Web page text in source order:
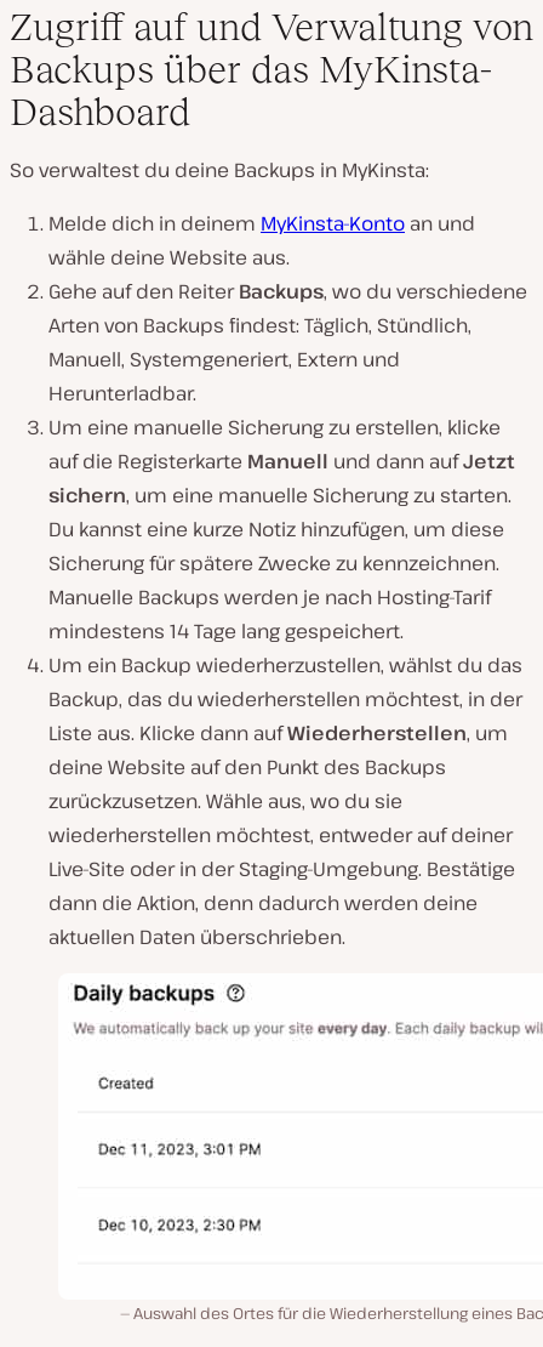
Zugriff auf und Verwaltung von
Backups über das MyKinsta-
Dashboard
So verwaltest du deine Backups in MyKinsta:
Melde dich in deinem MyKinsta-Konto an und
wähle deine Website aus.
Gehe auf den ReiterBackups, wo du verschiedene
Arten von Backups findest: Täglich, Stündlich,
Manuell, Systemgeneriert, Extern und
Herunterladbar.
Um eine manuelle Sicherung zu erstellen, klicke
auf die Registerkarte Manuell und dann aufJetzt
sichern, um eine manuelle Sicherung zu starten.
Du kannst eine kurze Notiz hinzufügen, um diese
Sicherung für spätere Zwecke zu kennzeichnen.
Manuelle Backups werden je nach Hosting-Tarif
mindestens 14 Tage lang gespeichert.
Um ein Backup wiederherzustellen, wählst du das
Backup, das du wiederherstellen möchtest, in der
Liste aus. Klicke dann aufWiederherstellen, um
deine Website auf den Punkt des Backups
zurückzusetzen. Wähle aus, wo du sie
wiederherstellen möchtest, entweder auf deiner
Live-Site oder in der Staging-Umgebung. Bestätige
dann die Aktion, denn dadurch werden deine
aktuellen Daten überschrieben.
Auswahl des Ortes für die Wiederherstellung eines